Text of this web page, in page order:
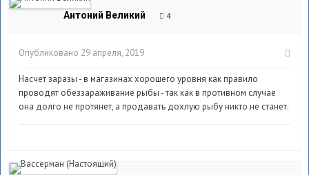
Антоний Великий 4
Опубликовано 29 апреля, 2019
Насчет заразы - в магазинах хорошего уровня как правило
проводят обеззараживание рыбы - так как в противном случае
она долго не протянет, а продавать дохлую рыбу никто не станет.